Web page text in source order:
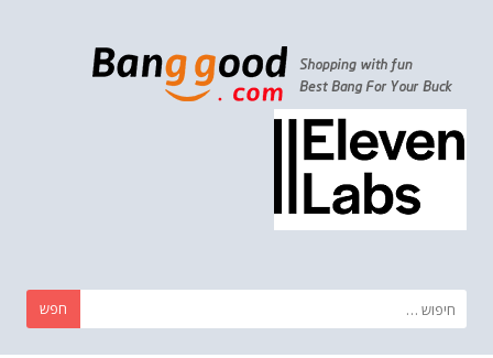
חפש: